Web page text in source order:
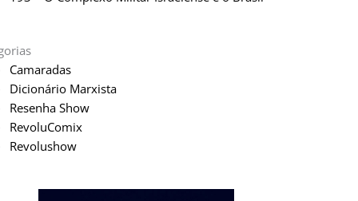
Camaradas
Dicionário Marxista
Resenha Show
RevoluComix
Revolushow